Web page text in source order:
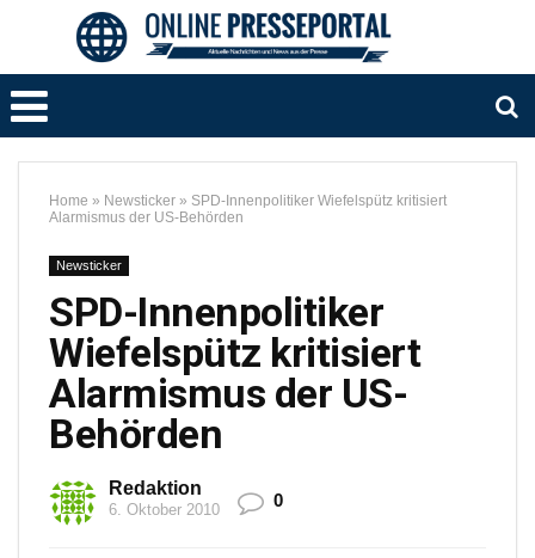
Home » Newsticker » SPD-Innenpolitiker Wiefelspütz kritisiert
Alarmismus der US-Behörden
Newsticker
SPD-Innenpolitiker
Wiefelspütz kritisiert
Alarmismus der US-
Behörden
Redaktion
6. Oktober 2010 0